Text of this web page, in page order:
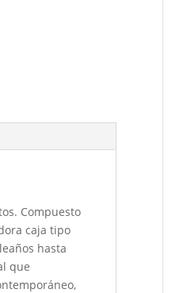
Compuesto
caja tipo
hasta
que